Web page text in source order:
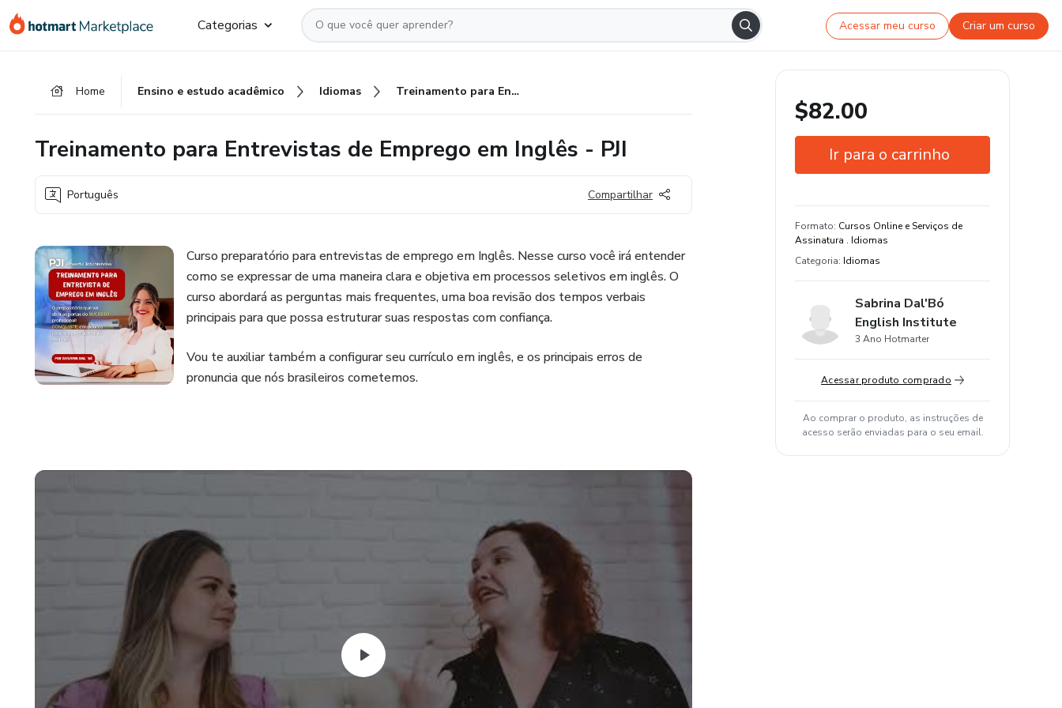
para
para
para
Categorias Acessar meu curso Criar um curso
Home Ensino e estudo acadêmico Idiomas Treinamento para Entrevistas de Emprego em Inglês - PJI
Treinamento para Entrevistas de Emprego em Inglês - PJI
Português Compartilhar
Curso preparatório para entrevistas de emprego em Inglês. Nesse curso você irá entender
como se expressar de uma maneira clara e objetiva em processos seletivos em inglês. O
curso abordará as perguntas mais frequentes, uma boa revisão dos tempos verbais
principais para que possa estruturar suas respostas com confiança.
Vou te auxiliar também a configurar seu currículo em inglês, e os principais erros de
pronuncia que nós brasileiros cometemos.
$82.00
Ir para o carrinho
Estude do seu jeito e em qualquer
dispositivo
Formato: Cursos Online e Serviços de
Assinatura . Idiomas
Categoria: Idiomas
Sabrina Dal'Bó
English Institute
3 Ano Hotmarter
Acessar produto comprado
Ao comprar o produto, as instruções de
acesso serão enviadas para o seu email.